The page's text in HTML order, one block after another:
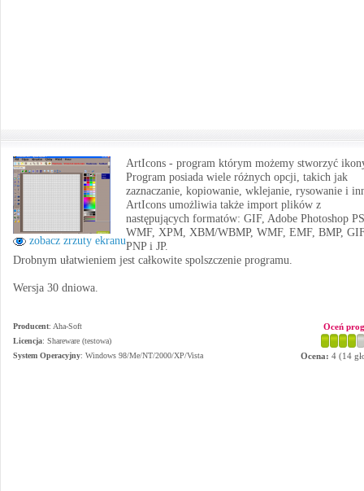
zobacz zrzuty ekranu
ArtIcons - program którym możemy stworzyć
Program posiada wiele różnych opcji, takich jak
zaznaczanie, kopiowanie, wklejanie, rysowanie i
ArtIcons umożliwia także import plików z
następujących formatów: GIF, Adobe Photoshop
WMF, XPM, XBM/WBMP, WMF, EMF, BMP,
PNP i JP.
Drobnym ułatwieniem jest całkowite spolszczenie programu.
Wersja 30 dniowa.
Producent: Aha-Soft
Licencja: Shareware (testowa)
System Operacyjny: Windows 98/Me/NT/2000/XP/Vista
Oceń
Ocena: 4 (14